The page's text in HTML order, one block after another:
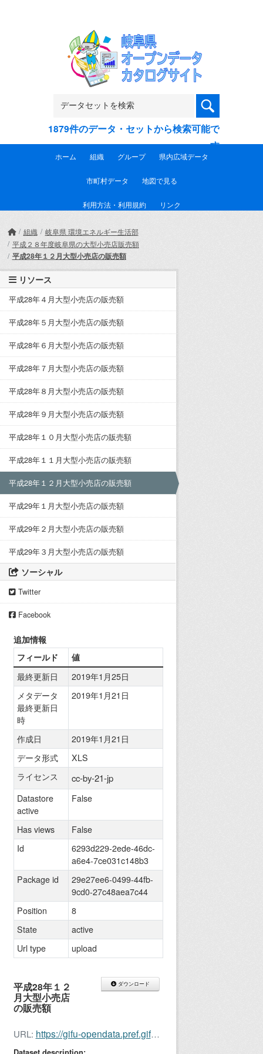
1879件のデータ・セットから検索可能で
す
ホーム 組織 グループ 県内広域データ
市町村データ 地図で見る
利用方法・利用規約 リンク
組織
岐阜県 環境エネルギー生活部
平成２８年度岐阜県の大型小売店販売額
平成28年１２月大型小売店の販売額
ダウンロード
平成28年１２
月大型小売店
の販売額
URL: https://gifu-opendata.pref.gifu.lg.jp/dataset/29e27ee6-0499-44fb-9cd0-27c48aea7c44/resource/6293d229-2ede-46dc-a6e4-7ce031c148b3/download/oogatakouri201612.xls
リソース
平成28年４月大型小売店の販売額
平成28年５月大型小売店の販売額
平成28年６月大型小売店の販売額
平成28年７月大型小売店の販売額
平成28年８月大型小売店の販売額
平成28年９月大型小売店の販売額
平成28年１０月大型小売店の販売額
平成28年１１月大型小売店の販売額
平成28年１２月大型小売店の販売額
平成29年１月大型小売店の販売額
平成29年２月大型小売店の販売額
平成29年３月大型小売店の販売額
ソーシャル
Twitter
Facebook
追加情報
フィールド
値
最終更新日
2019年1月25日
メタデータ
最終更新日
時
2019年1月21日
作成日
2019年1月21日
データ形式
XLS
ライセンス
cc-by-21-jp
Datastore
active
False
Has views
False
Id
6293d229-2ede-46dc-
a6e4-7ce031c148b3
Package id
29e27ee6-0499-44fb-
9cd0-27c48aea7c44
Position
8
State
active
Url type
upload